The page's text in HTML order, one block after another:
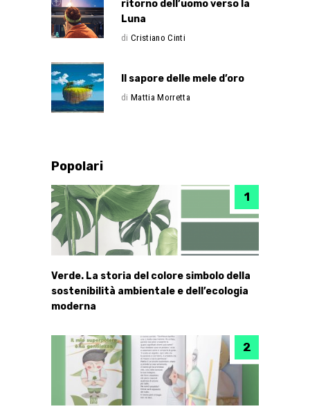
ritorno dell’uomo verso la
Luna
di Cristiano Cinti
Il sapore delle mele d’oro
di Mattia Morretta
Popolari
Verde. La storia del colore simbolo della
sostenibilità ambientale e dell’ecologia
moderna